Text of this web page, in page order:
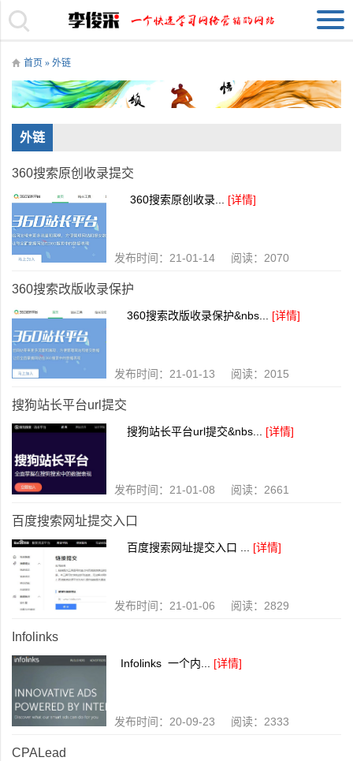
首页 » 外链
外链
360搜索原创收录提交
360搜索原创收录... [详情]
发布时间：21-01-14 阅读：2070
360搜索改版收录保护
360搜索改版收录保护&nbs... [详情]
发布时间：21-01-13 阅读：2015
搜狗站长平台url提交
搜狗站长平台url提交&nbs... [详情]
发布时间：21-01-08 阅读：2661
百度搜索网址提交入口
百度搜索网址提交入口 ... [详情]
发布时间：21-01-06 阅读：2829
Infolinks
Infolinks 一个内... [详情]
发布时间：20-09-23 阅读：2333
CPALead